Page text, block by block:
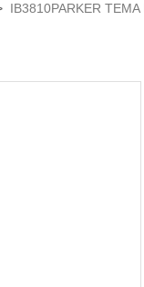
IB3810PARKER